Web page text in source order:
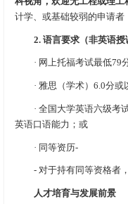
计学、或基础较弱的申请者
2. 语言要求（非英语授
· 网上托福考试最低79
· 雅思（学术）6.0分或
· 全国大学英语六级考
英语口语能力；或
· 同等资历-
- 对于持有同等资格者
人才培育与发展前景